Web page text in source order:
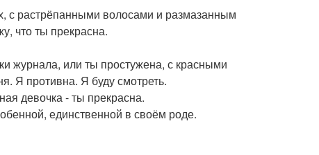
с растрёпанными волосами и размазанным
что ты прекрасна.
журнала, или ты простужена, с красными
Я противна. Я буду смотреть.
девочка - ты прекрасна.
единственной в своём роде.